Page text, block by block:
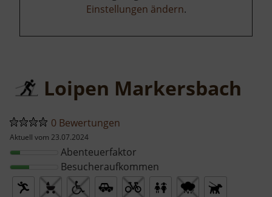
Einstellungen ändern.
Loipen Markersbach
0 Bewertungen
Aktuell vom 23.07.2024
Abenteuerfaktor
Besucheraufkommen